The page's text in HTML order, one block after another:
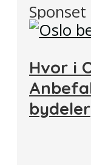
Sponset
Hvor i
bydeler